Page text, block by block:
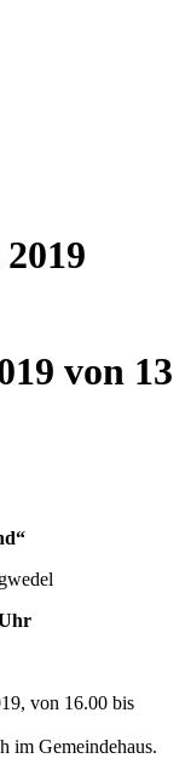
von 13
von 16.00 bis
im Gemeindehaus.